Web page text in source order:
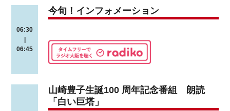
06:30
06:45
今旬！インフォメーション
山崎豊子生誕100 周年記念番組 朗読
「白い巨塔」